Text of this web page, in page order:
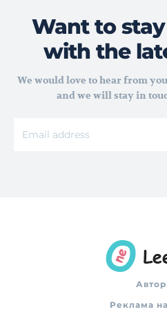
Want to
with the
We would love to hear from
and we will stay in
Реклама